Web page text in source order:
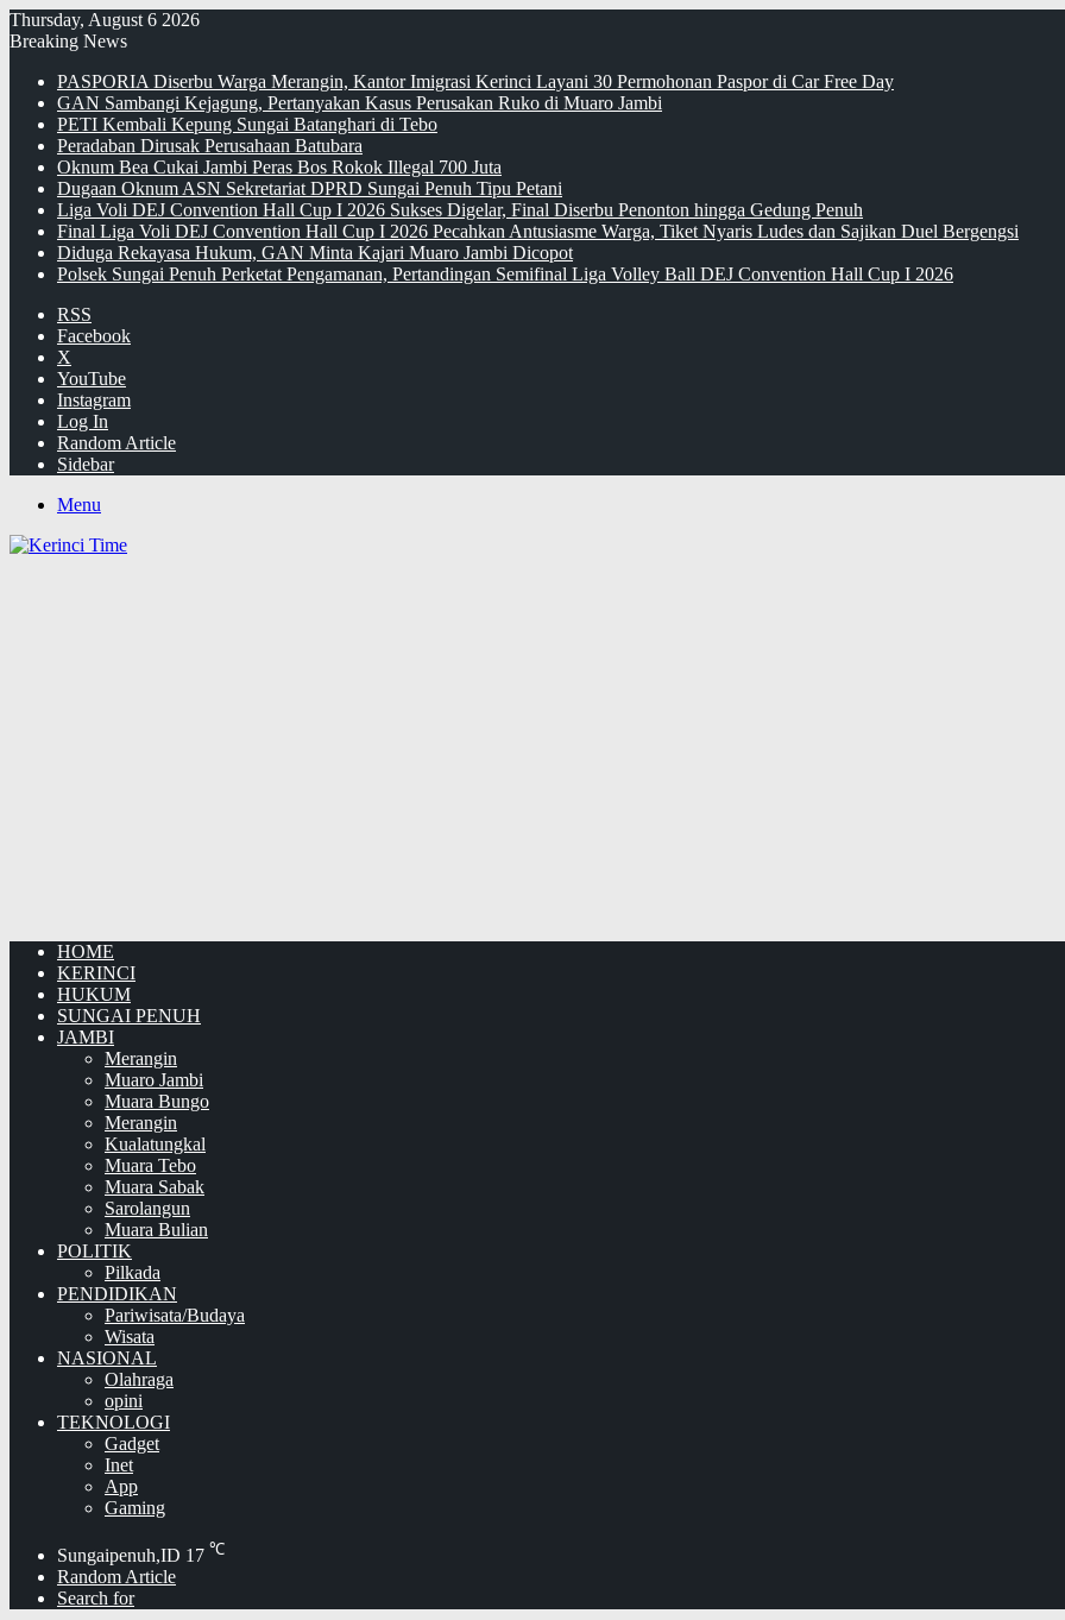
Thursday, August 6 2026
Breaking News
PASPORIA Diserbu Warga Merangin, Kantor Imigrasi Kerinci Layani 30 Permohonan Paspor di Car Free Day
GAN Sambangi Kejagung, Pertanyakan Kasus Perusakan Ruko di Muaro Jambi
PETI Kembali Kepung Sungai Batanghari di Tebo
Peradaban Dirusak Perusahaan Batubara
Oknum Bea Cukai Jambi Peras Bos Rokok Illegal 700 Juta
Dugaan Oknum ASN Sekretariat DPRD Sungai Penuh Tipu Petani
Liga Voli DEJ Convention Hall Cup I 2026 Sukses Digelar, Final Diserbu Penonton hingga Gedung Penuh
Final Liga Voli DEJ Convention Hall Cup I 2026 Pecahkan Antusiasme Warga, Tiket Nyaris Ludes dan Sajikan Duel Bergengsi
Diduga Rekayasa Hukum, GAN Minta Kajari Muaro Jambi Dicopot
Polsek Sungai Penuh Perketat Pengamanan, Pertandingan Semifinal Liga Volley Ball DEJ Convention Hall Cup I 2026
RSS
Facebook
X
YouTube
Instagram
Log In
Random Article
Sidebar
Menu
HOME
KERINCI
HUKUM
SUNGAI PENUH
JAMBI
Merangin
Muaro Jambi
Muara Bungo
Merangin
Kualatungkal
Muara Tebo
Muara Sabak
Sarolangun
Muara Bulian
POLITIK
Pilkada
PENDIDIKAN
Pariwisata/Budaya
Wisata
NASIONAL
Olahraga
opini
TEKNOLOGI
Gadget
Inet
App
Gaming
Sungaipenuh,ID 17 ℃
Random Article
Search for